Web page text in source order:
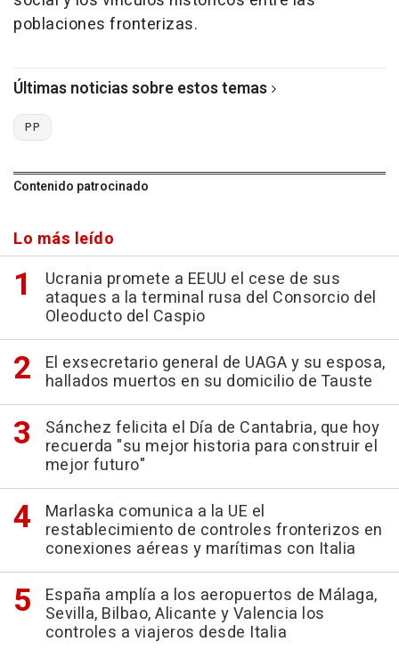
poblaciones fronterizas.
Últimas noticias sobre estos temas
PP
Contenido patrocinado
Lo más leído
Ucrania promete a EEUU el cese de sus
ataques a la terminal rusa del Consorcio del
Oleoducto del Caspio
El exsecretario general de UAGA y su esposa,
hallados muertos en su domicilio de Tauste
Sánchez felicita el Día de Cantabria, que hoy
recuerda "su mejor historia para construir el
mejor futuro"
Marlaska comunica a la UE el
restablecimiento de controles fronterizos en
conexiones aéreas y marítimas con Italia
España amplía a los aeropuertos de Málaga,
Sevilla, Bilbao, Alicante y Valencia los
controles a viajeros desde Italia